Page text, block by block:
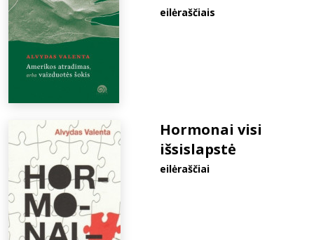
eilėraščiais
Hormonai visi
išsislapstė
eilėraščiai